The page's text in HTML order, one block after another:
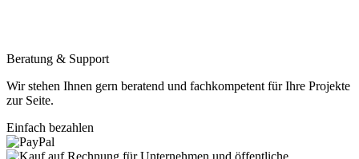
Beratung & Support
Wir stehen Ihnen gern beratend und fachkompetent für Ihre Projekte
zur Seite.
Einfach bezahlen